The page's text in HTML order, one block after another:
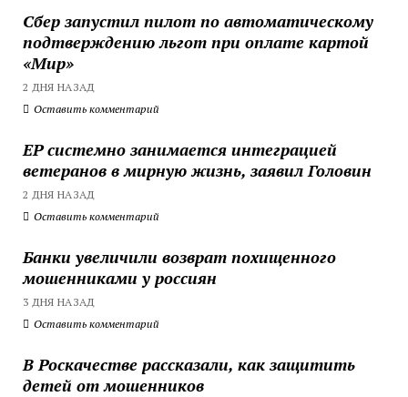
Сбер запустил пилот по автоматическому
подтверждению льгот при оплате картой
«Мир»
2 ДНЯ НАЗАД
Оставить комментарий
ЕР системно занимается интеграцией
ветеранов в мирную жизнь, заявил Головин
2 ДНЯ НАЗАД
Оставить комментарий
Банки увеличили возврат похищенного
мошенниками у россиян
3 ДНЯ НАЗАД
Оставить комментарий
В Роскачестве рассказали, как защитить
детей от мошенников